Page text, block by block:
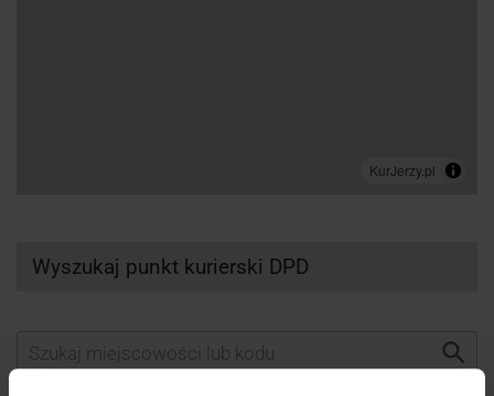
Wyszukaj punkt kurierski DPD